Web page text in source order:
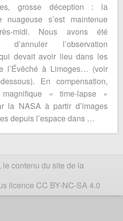
grosse déception : la
nuageuse s’est maintenue
midi. Nous avons été
d’annuler l’observation
devait avoir lieu dans les
l’Évêché à Limoges… (voir
En compensation,
« time-lapse »
la NASA à partir d’images
depuis l’espace dans …
contenu du site de la
licence CC BY-NC-SA 4.0